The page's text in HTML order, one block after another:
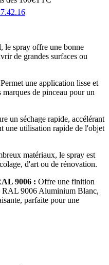
le spray offre une bonne
de grandes surfaces ou
Permet une application lisse et
de pinceau pour un
un séchage rapide, accélérant
une utilisation rapide de l'objet
matériaux, le spray est
d'art ou de rénovation.
9006 : Offre une finition
RAL 9006 Aluminium Blanc,
parfaite pour une